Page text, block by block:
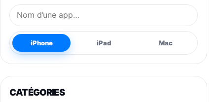
Nom de l’application
iPhone iPad Mac
CATÉGORIES